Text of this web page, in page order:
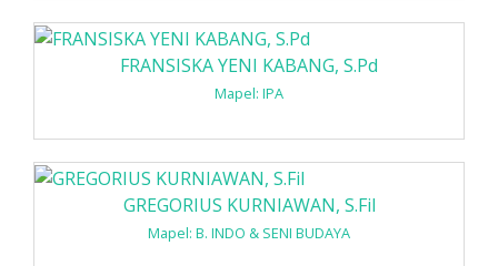
FRANSISKA YENI KABANG, S.Pd
Mapel: IPA
GREGORIUS KURNIAWAN, S.Fil
Mapel: B. INDO & SENI BUDAYA